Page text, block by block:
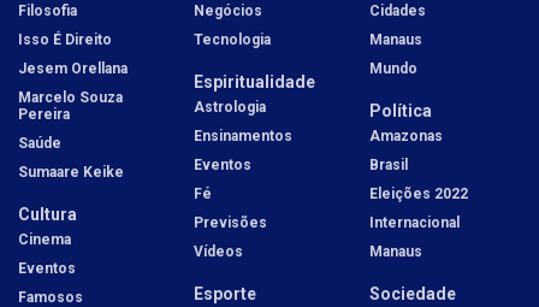
Filosofia
Isso É Direito
Jesem Orellana
Marcelo Souza
Pereira
Saúde
Sumaare Keike
Cultura
Cinema
Eventos
Famosos
Negócios
Tecnologia
Espiritualidade
Astrologia
Ensinamentos
Eventos
Fé
Previsões
Vídeos
Esporte
Cidades
Manaus
Mundo
Política
Amazonas
Brasil
Eleições 2022
Internacional
Manaus
Sociedade